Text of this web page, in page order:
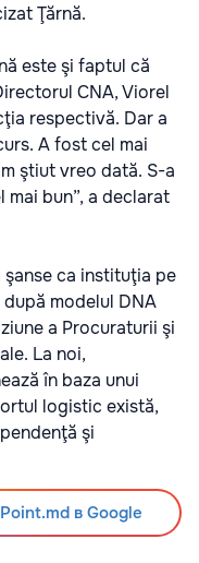
Ţărnă.
este şi faptul că
CNA, Viorel
respectivă. Dar a
A fost cel mai
ştiut vreo dată. S-a
bun”, a declarat
ca instituţia pe
modelul DNA
a Procuraturii şi
La noi,
în baza unui
logistic există,
şi
в Google